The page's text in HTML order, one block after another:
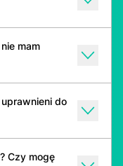
mam
do
Czy mogę